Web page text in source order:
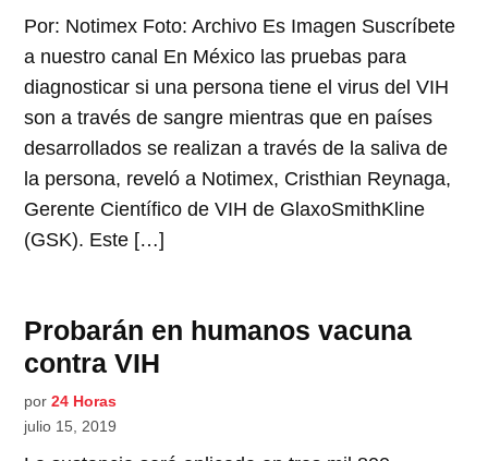
Por: Notimex Foto: Archivo Es Imagen Suscríbete
a nuestro canal En México las pruebas para
diagnosticar si una persona tiene el virus del VIH
son a través de sangre mientras que en países
desarrollados se realizan a través de la saliva de
la persona, reveló a Notimex, Cristhian Reynaga,
Gerente Científico de VIH de GlaxoSmithKline
(GSK). Este […]
Probarán en humanos vacuna
contra VIH
por 24 Horas
julio 15, 2019